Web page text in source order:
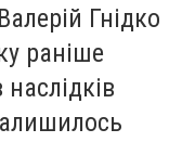
Гнідко
раніше